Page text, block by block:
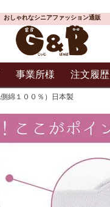
おしゃれなシニアファッション通販
事業所様 注文履歴
綿１００％）日本製